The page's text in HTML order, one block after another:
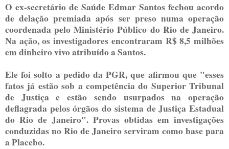
O ex-secretário de Saúde Edmar Santos fechou acordo
de delação premiada após ser preso numa operação
coordenada pelo Ministério Público do Rio de Janeiro.
Na ação, os investigadores encontraram R$ 8,5 milhões
em dinheiro vivo atribuído a Santos.
Ele foi solto a pedido da PGR, que afirmou que "esses
fatos já estão sob a competência do Superior Tribunal
de Justiça e estão sendo usurpados na operação
deflagrada pelos órgãos do sistema de Justiça Estadual
do Rio de Janeiro". Provas obtidas em investigações
conduzidas no Rio de Janeiro serviram como base para
a Placebo.